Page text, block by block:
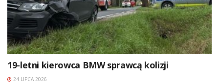
19-letni kierowca BMW sprawcą kolizji
24 LIPCA 2026